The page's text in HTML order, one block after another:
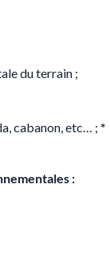
du terrain ;
cabanon, etc… ; *
: